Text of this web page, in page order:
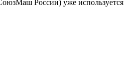
России) уже используется